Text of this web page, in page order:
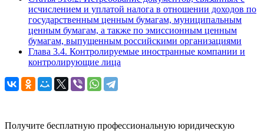
исчислением и уплатой налога в отношении доходов по
государственным ценным бумагам, муниципальным
ценным бумагам, а также по эмиссионным ценным
бумагам, выпущенным российскими организациями
Глава 3.4. Контролируемые иностранные компании и
контролирующие лица
Получите бесплатную профессиональную юридическую